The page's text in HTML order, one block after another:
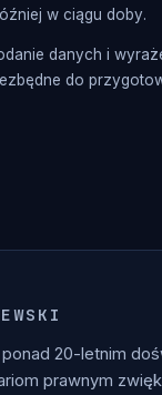
w ciągu doby.
danych i
do
20-letnim
prawnym